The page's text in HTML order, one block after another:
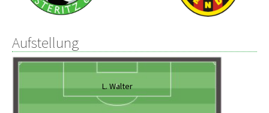
Aufstellung
L. Walter